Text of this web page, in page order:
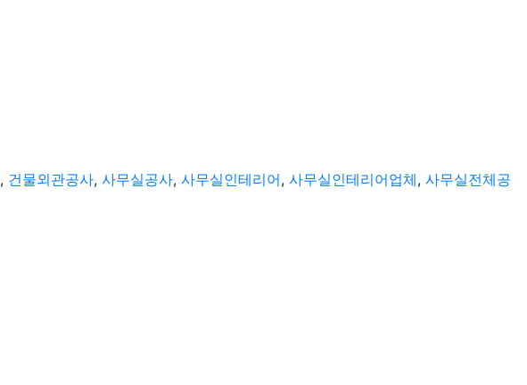
, 건물외관공사, 사무실공사, 사무실인테리어, 사무실인테리어업체, 사무실전체공